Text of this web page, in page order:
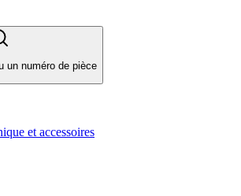
un numéro de pièce
et accessoires